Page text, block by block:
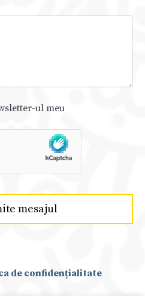
ul meu
mesajul
de confidențialitate